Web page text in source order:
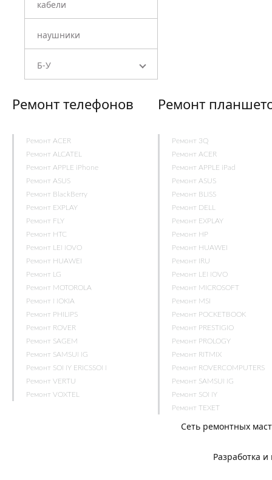
кабели
наушники
Б-У
Ремонт телефонов
Ремонт ACER
Ремонт ALCATEL
Ремонт APPLE iPhone
Ремонт ASUS
Ремонт BlackBerry
Ремонт EXPLAY
Ремонт FLY
Ремонт HTC
Ремонт LENOVO
Ремонт HUAWEI
Ремонт LG
Ремонт MOTOROLA
Ремонт NOKIA
Ремонт PHILIPS
Ремонт ROVER
Ремонт SAGEM
Ремонт SAMSUNG
Ремонт SONY ERICSSON
Ремонт VERTU
Ремонт VOXTEL
Ремонт
Ремонт 3Q
Ремонт ACER
Ремонт APPLE iPad
Ремонт ASUS
Ремонт BLISS
Ремонт DELL
Ремонт EXPLAY
Ремонт HP
Ремонт HUAWEI
Ремонт IRU
Ремонт LENOVO
Ремонт MICROSOFT
Ремонт MSI
Ремонт POCKETBOOK
Ремонт PRESTIGIO
Ремонт PROLOGY
Ремонт RITMIX
Ремонт ROVERCOMPUTERS
Ремонт SAMSUNG
Ремонт SONY
Ремонт TEXET
Сеть ремонтных
Разработка